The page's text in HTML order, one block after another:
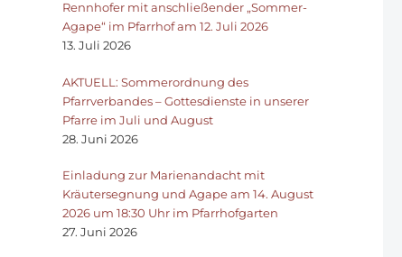
Rennhofer mit anschließender „Sommer-
Agape“ im Pfarrhof am 12. Juli 2026
13. Juli 2026
AKTUELL: Sommerordnung des
Pfarrverbandes – Gottesdienste in unserer
Pfarre im Juli und August
28. Juni 2026
Einladung zur Marienandacht mit
Kräutersegnung und Agape am 14. August
2026 um 18:30 Uhr im Pfarrhofgarten
27. Juni 2026